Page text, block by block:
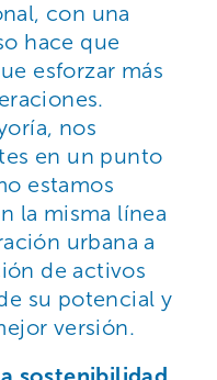
con una
hace que
esforzar más
nos
en un punto
estamos
la misma línea
urbana a
de activos
su potencial y
versión.